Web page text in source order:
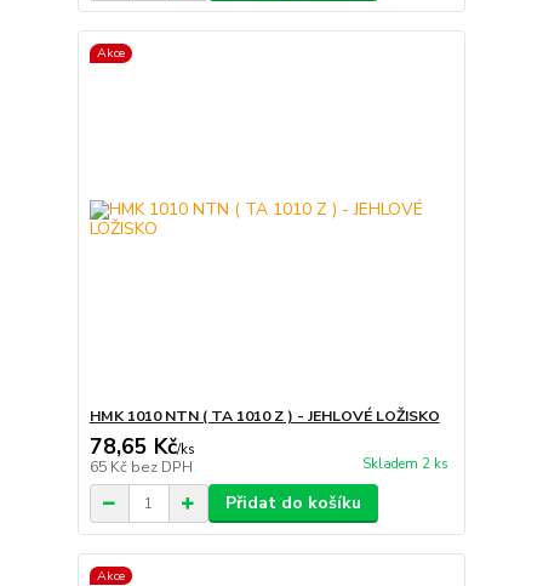
Akce
HMK 1010 NTN ( TA 1010 Z ) - JEHLOVÉ LOŽISKO
78,65 Kč/ks
65 Kč bez DPH Skladem 2 ks
Přidat do košíku
Akce